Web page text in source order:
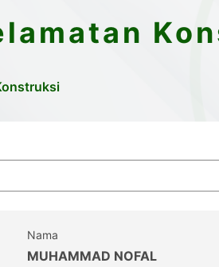
Nama
MUHAMMAD NOFAL